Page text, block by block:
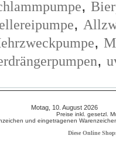
,
,
,
,
Motag, 10. August 2026
Preise inkl. gesetzl.
und eingetragenen
Diese Online